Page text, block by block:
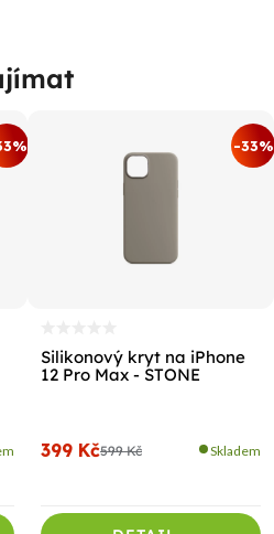
-33%
Silikonový kryt na iPhone
12 Pro Max - STONE
599 Kč
399 Kč Skladem